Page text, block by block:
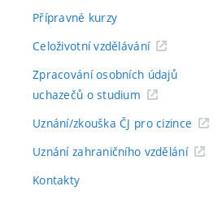
Přípravné kurzy
Celoživotní vzdělávání
Zpracování osobních údajů
uchazečů o studium
Uznání/zkouška ČJ pro cizince
Uznání zahraničního vzdělání
Kontakty